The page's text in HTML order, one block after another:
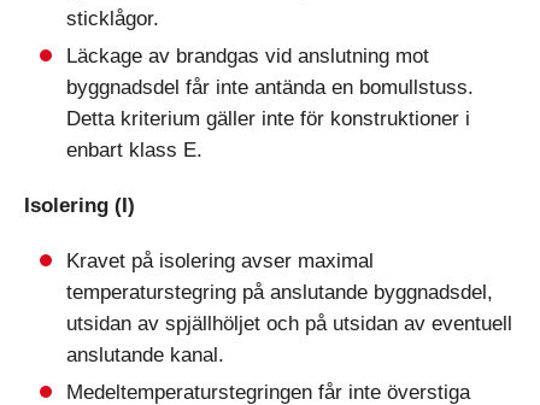
sticklågor.
Läckage av brandgas vid anslutning mot
byggnadsdel får inte antända en bomullstuss.
Detta kriterium gäller inte för konstruktioner i
enbart klass E.
Isolering (I)
Kravet på isolering avser maximal
temperaturstegring på anslutande byggnadsdel,
utsidan av spjällhöljet och på utsidan av eventuell
anslutande kanal.
Medeltemperaturstegringen får inte överstiga